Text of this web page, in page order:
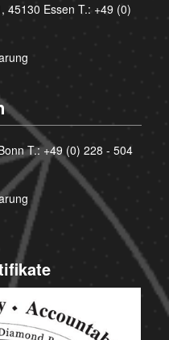
45130 Essen T.: +49 (0)
T.:+49 (0) 228 - 504